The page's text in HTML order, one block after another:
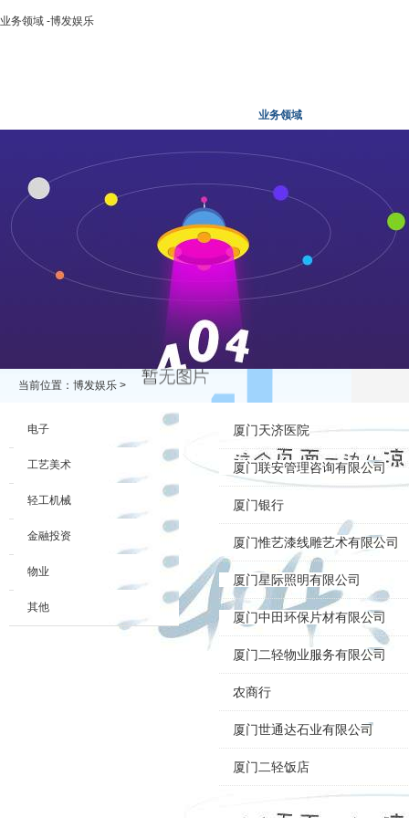
业务领域 -博发娱乐
业务领域
当前位置： 博发娱乐 >
电子
工艺美术
轻工机械
金融投资
物业
其他
厦门天济医院
厦门联安管理咨询有限公司
厦门银行
厦门惟艺漆线雕艺术有限公司
厦门星际照明有限公司
厦门中田环保片材有限公司
厦门二轻物业服务有限公司
农商行
厦门世通达石业有限公司
厦门二轻饭店